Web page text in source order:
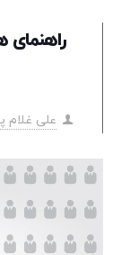
راهنمای
علی غلام